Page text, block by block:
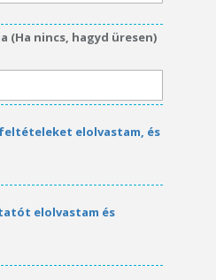
(Ha nincs, hagyd üresen)
elolvastam, és
elolvastam és